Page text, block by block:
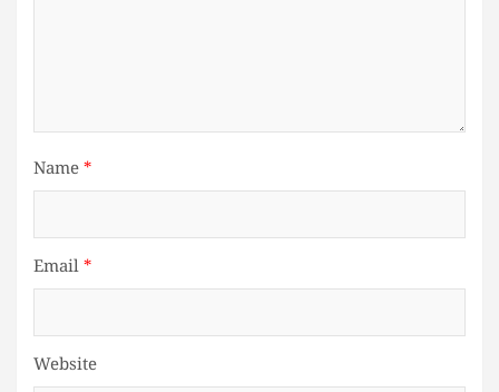
Name*
Email*
Website